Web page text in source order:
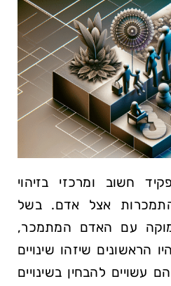
חשוב ומרכזי בזיהוי
אצל אדם. בשל
עם האדם המתמכר,
הראשונים שיזהו שינויים
עשויים להבחין בשינויים